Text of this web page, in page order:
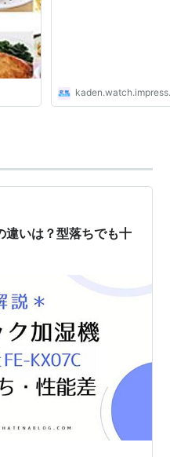
ソニックグループ
いは？型落ちでも十